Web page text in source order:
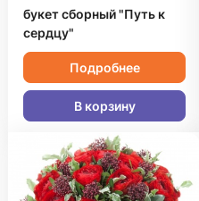
букет сборный "Путь к
сердцу"
Подробнее
В корзину